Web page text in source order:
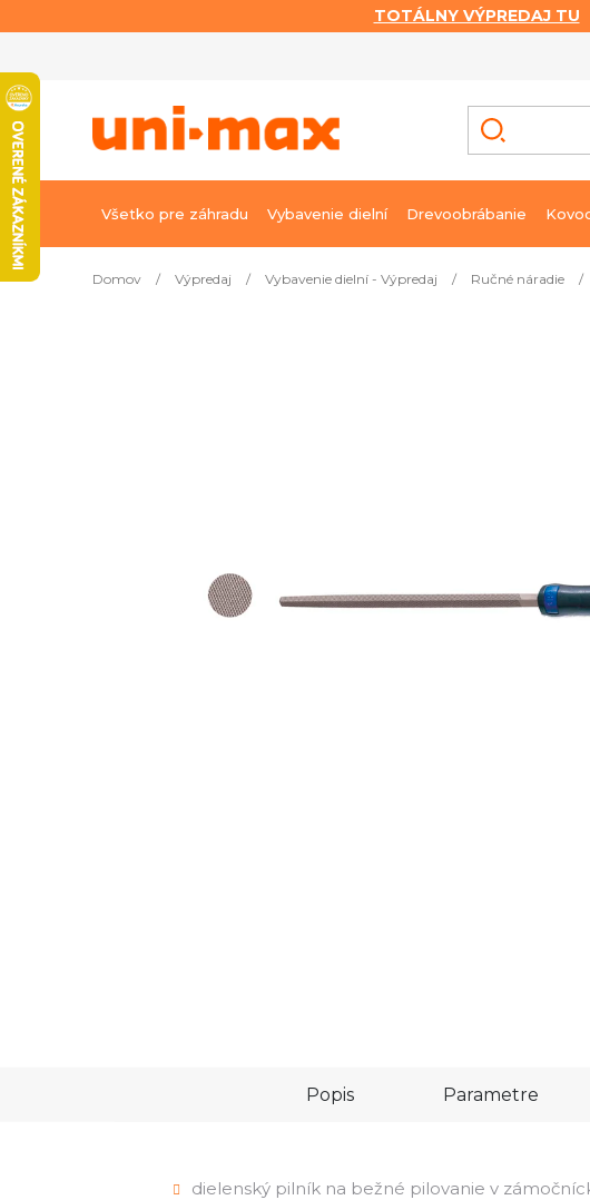
TOTÁLNY VÝPREDAJ TU
obsah
Všetko pre záhradu Vybavenie dielní Drevoobrábanie
Domov / Výpredaj / Vybavenie dielní - Výpredaj / Ručné náradie /
Popis Parametre
dielenský pilník na bežné pilovanie v